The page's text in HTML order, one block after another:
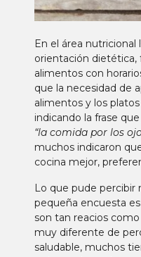
En el área nutricional
orientación dietética,
alimentos con
que la necesidad de
alimentos y los
indicando la frase
“la comida por los
muchos indicaron
cocina mejor,
Lo que pude percibir
pequeña encuesta
son tan reacios
muy diferente de
saludable, muchos